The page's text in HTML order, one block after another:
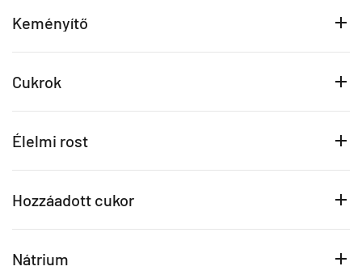
Keményítő
Cukrok
Élelmi rost
Hozzáadott cukor
Nátrium